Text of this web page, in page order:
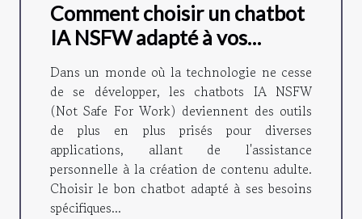
Comment choisir un chatbot
IA NSFW adapté à vos
besoins en 2024
Dans un monde où la technologie ne cesse
de se développer, les chatbots IA NSFW
(Not Safe For Work) deviennent des outils
de plus en plus prisés pour diverses
applications, allant de l'assistance
personnelle à la création de contenu adulte.
Choisir le bon chatbot adapté à ses besoins
spécifiques...